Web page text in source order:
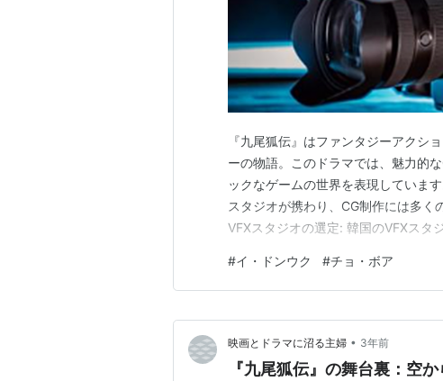
『九尾狐伝』はファンタジーアクシ
ーの物語。このドラマでは、魅力的
ックなゲームの世界を表現していま
スタジオが携わり、CG制作には多
VFXスタジオの選定: 韓国のVFXスタ
CGを提供してきた。 8ヶ月に及ぶ制
#イ・ドンウク #チョ・ボア
映画とドラマに沼る主婦 • 3年前
『九尾狐伝』の舞台裏：空